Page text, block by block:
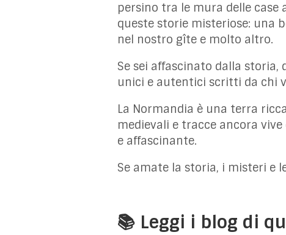
persino tra le mura delle case
queste storie misteriose: una
nel nostro gîte e molto altro.
Se sei affascinato dalla
unici e autentici scritti da chi
La Normandia è una terra
medievali e tracce ancora
e affascinante.
Se amate la storia, i misteri e
📚 Leggi i blog di